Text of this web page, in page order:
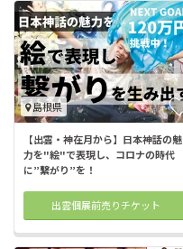
島根県
【出雲・神在月から】日本神話の魅
力を"絵"で表現し、コロナの時代
に”繋がり”を！
出雲個展前売りチケット